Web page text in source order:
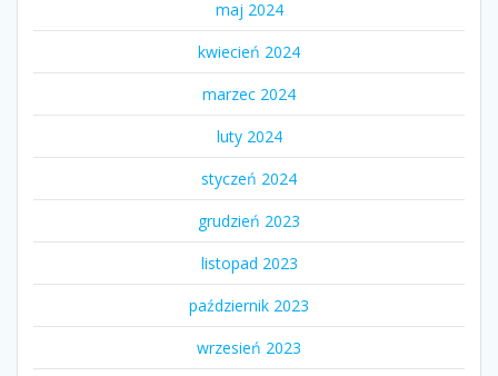
maj 2024
kwiecień 2024
marzec 2024
luty 2024
styczeń 2024
grudzień 2023
listopad 2023
październik 2023
wrzesień 2023